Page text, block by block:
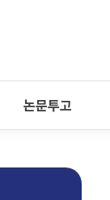
논문투고